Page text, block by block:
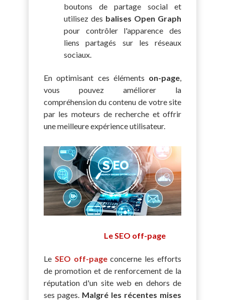
boutons de partage social et
utilisez des balises Open Graph
pour contrôler l'apparence des
liens partagés sur les réseaux
sociaux.
En optimisant ces éléments on-page,
vous pouvez améliorer la
compréhension du contenu de votre site
par les moteurs de recherche et offrir
une meilleure expérience utilisateur.
Le SEO off-page
Le SEO off-page concerne les efforts
de promotion et de renforcement de la
réputation d'un site web en dehors de
ses pages. Malgré les récentes mises